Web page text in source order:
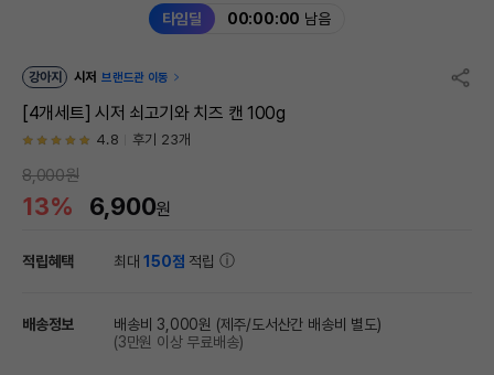
타임딜 00:00:00 남음
강아지 시저 브랜드관 이동
[4개세트] 시저 쇠고기와 치즈 캔 100g
4.8 후기 23개
8,000원
13% 6,900원
적립혜택 최대150점 적립
배송정보 배송비 3,000원 (제주/도서산간 배송비 별도)
(3만원 이상 무료배송)